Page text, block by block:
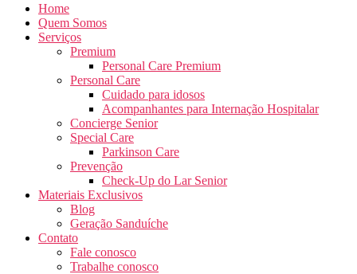
Home
Quem Somos
Serviços
Premium
Personal Care Premium
Personal Care
Cuidado para idosos
Acompanhantes para Internação Hospitalar
Concierge Senior
Special Care
Parkinson Care
Prevenção
Check-Up do Lar Senior
Materiais Exclusivos
Blog
Geração Sanduíche
Contato
Fale conosco
Trabalhe conosco